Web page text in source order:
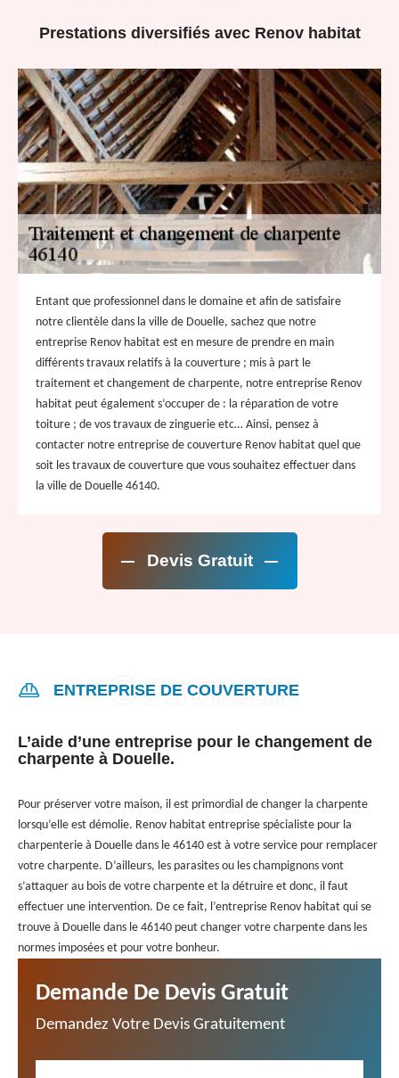
Prestations diversifiés avec Renov habitat
Entant que professionnel dans le domaine et afin de satisfaire
notre clientèle dans la ville de Douelle, sachez que notre
entreprise Renov habitat est en mesure de prendre en main
différents travaux relatifs à la couverture ; mis à part le
traitement et changement de charpente, notre entreprise Renov
habitat peut également s’occuper de : la réparation de votre
toiture ; de vos travaux de zinguerie etc… Ainsi, pensez à
contacter notre entreprise de couverture Renov habitat quel que
soit les travaux de couverture que vous souhaitez effectuer dans
la ville de Douelle 46140.
Devis Gratuit
ENTREPRISE DE COUVERTURE
L’aide d’une entreprise pour le changement de
charpente à Douelle.
Pour préserver votre maison, il est primordial de changer la charpente
lorsqu’elle est démolie. Renov habitat entreprise spécialiste pour la
charpenterie à Douelle dans le 46140 est à votre service pour remplacer
votre charpente. D’ailleurs, les parasites ou les champignons vont
s’attaquer au bois de votre charpente et la détruire et donc, il faut
effectuer une intervention. De ce fait, l’entreprise Renov habitat qui se
trouve à Douelle dans le 46140 peut changer votre charpente dans les
normes imposées et pour votre bonheur.
Demande De Devis Gratuit
Demandez Votre Devis Gratuitement